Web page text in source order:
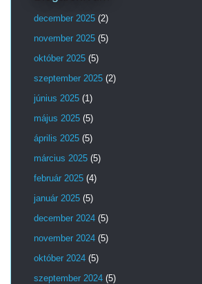
december 2025 (2)
november 2025 (5)
október 2025 (5)
szeptember 2025 (2)
június 2025 (1)
május 2025 (5)
április 2025 (5)
március 2025 (5)
február 2025 (4)
január 2025 (5)
december 2024 (5)
november 2024 (5)
október 2024 (5)
szeptember 2024 (5)